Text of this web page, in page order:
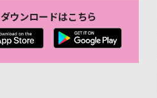
ダウンロードはこちら